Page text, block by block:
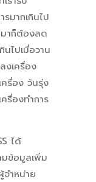
มากเกินไป
มาก็ต้องลด
นไปเมื่อวาน
งเครื่อง
ครื่อง วันรุ่ง
ครื่องทำการ
ได้
มข้อมูลเพิ่ม
จำหน่าย